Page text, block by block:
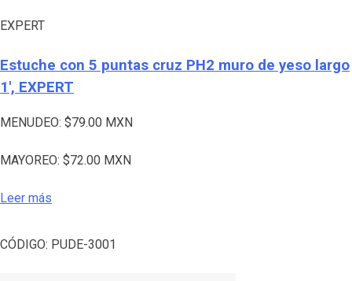
EXPERT
Estuche con 5 puntas cruz PH2 muro de yeso largo
1′, EXPERT
MENUDEO: $79.00 MXN
MAYOREO: $72.00 MXN
Leer más
CÓDIGO: PUDE-3001